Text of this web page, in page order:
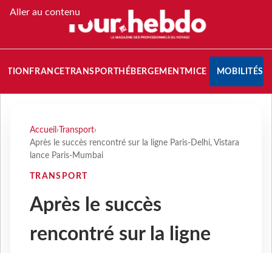
Aller au contenu
FRANCETRANSPORT HÉBERGEMENTMICE MOBILITÉS
Accueil › Transport›
Après le succès rencontré sur la ligne Paris-Delhi, Vistara
lance Paris-Mumbai
TRANSPORT
Après le succès
rencontré sur la ligne